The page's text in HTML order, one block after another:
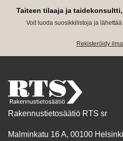
Taiteen tilaaja ja
Voit luoda suosikkilistoja ja
Rekisteröidy
Rakennustietosäätiö RTS sr
Malminkatu 16 A, 00100 Helsinki